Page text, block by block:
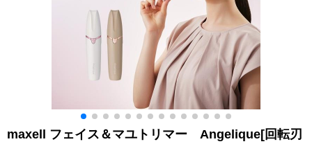
maxell フェイス＆マユトリマー Angelique[回転刃